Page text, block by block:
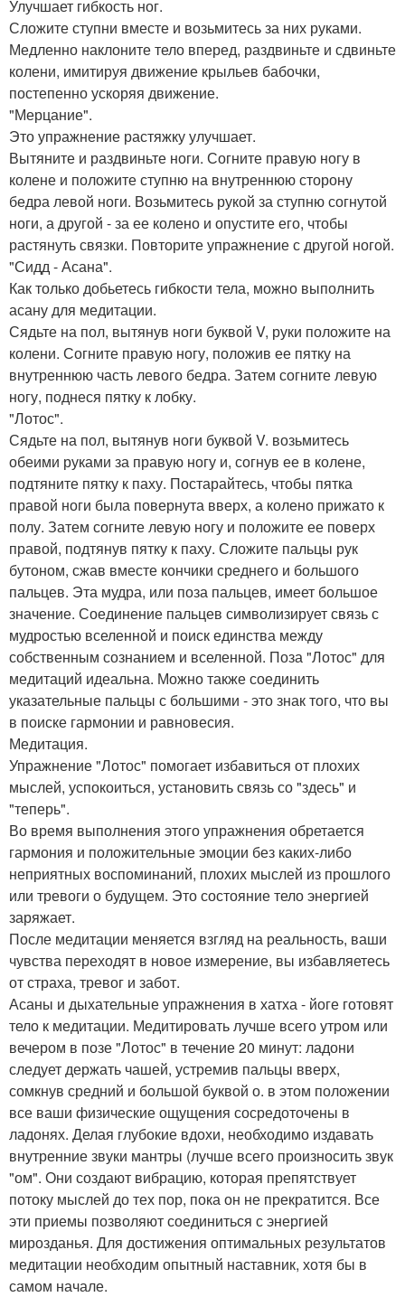
Улучшает гибкость ног.
Сложите ступни вместе и возьмитесь за них руками.
Медленно наклоните тело вперед, раздвиньте и сдвиньте
колени, имитируя движение крыльев бабочки,
постепенно ускоряя движение.
"Мерцание".
Это упражнение растяжку улучшает.
Вытяните и раздвиньте ноги. Согните правую ногу в
колене и положите ступню на внутреннюю сторону
бедра левой ноги. Возьмитесь рукой за ступню согнутой
ноги, а другой - за ее колено и опустите его, чтобы
растянуть связки. Повторите упражнение с другой ногой.
"Сидд - Асана".
Как только добьетесь гибкости тела, можно выполнить
асану для медитации.
Сядьте на пол, вытянув ноги буквой V, руки положите на
колени. Согните правую ногу, положив ее пятку на
внутреннюю часть левого бедра. Затем согните левую
ногу, поднеся пятку к лобку.
"Лотос".
Сядьте на пол, вытянув ноги буквой V. возьмитесь
обеими руками за правую ногу и, согнув ее в колене,
подтяните пятку к паху. Постарайтесь, чтобы пятка
правой ноги была повернута вверх, а колено прижато к
полу. Затем согните левую ногу и положите ее поверх
правой, подтянув пятку к паху. Сложите пальцы рук
бутоном, сжав вместе кончики среднего и большого
пальцев. Эта мудра, или поза пальцев, имеет большое
значение. Соединение пальцев символизирует связь с
мудростью вселенной и поиск единства между
собственным сознанием и вселенной. Поза "Лотос" для
медитаций идеальна. Можно также соединить
указательные пальцы с большими - это знак того, что вы
в поиске гармонии и равновесия.
Медитация.
Упражнение "Лотос" помогает избавиться от плохих
мыслей, успокоиться, установить связь со "здесь" и
"теперь".
Во время выполнения этого упражнения обретается
гармония и положительные эмоции без каких-либо
неприятных воспоминаний, плохих мыслей из прошлого
или тревоги о будущем. Это состояние тело энергией
заряжает.
После медитации меняется взгляд на реальность, ваши
чувства переходят в новое измерение, вы избавляетесь
от страха, тревог и забот.
Асаны и дыхательные упражнения в хатха - йоге готовят
тело к медитации. Медитировать лучше всего утром или
вечером в позе "Лотос" в течение 20 минут: ладони
следует держать чашей, устремив пальцы вверх,
сомкнув средний и большой буквой о. в этом положении
все ваши физические ощущения сосредоточены в
ладонях. Делая глубокие вдохи, необходимо издавать
внутренние звуки мантры (лучше всего произносить звук
"ом". Они создают вибрацию, которая препятствует
потоку мыслей до тех пор, пока он не прекратится. Все
эти приемы позволяют соединиться с энергией
мирозданья. Для достижения оптимальных результатов
медитации необходим опытный наставник, хотя бы в
самом начале.